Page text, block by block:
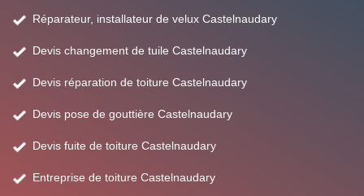
Réparateur, installateur de velux Castelnaudary
Devis changement de tuile Castelnaudary
Devis réparation de toiture Castelnaudary
Devis pose de gouttière Castelnaudary
Devis fuite de toiture Castelnaudary
Entreprise de toiture Castelnaudary